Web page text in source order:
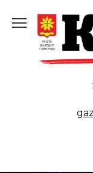
содержанию